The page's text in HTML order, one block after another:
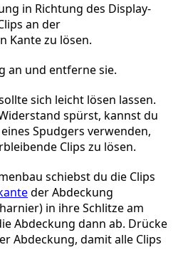
in Richtung des Display-
an der
Kante zu lösen.
an und entferne sie.
sich leicht lösen lassen.
spürst, kannst du
Spudgers verwenden,
Clips zu lösen.
schiebst du die Clips
der Abdeckung
in ihre Schlitze am
Abdeckung dann ab. Drücke
Abdeckung, damit alle Clips